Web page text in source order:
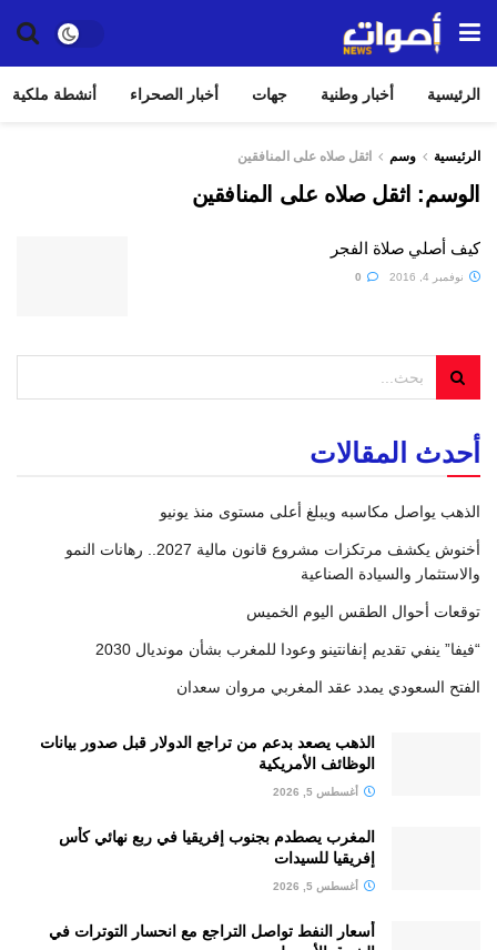
الرئيسية أخبار وطنية جهات أخبار الصحراء أنشطة ملكية
الرئيسية وسم اثقل صلاه على المنافقين
الوسم: اثقل صلاه على المنافقين
كيف أصلي صلاة الفجر
نوفمبر 4, 2016
أحدث المقالات
الذهب يواصل مكاسبه ويبلغ أعلى مستوى منذ يونيو
أخنوش يكشف مرتكزات مشروع قانون مالية 2027.. رهانات النمو
والاستثمار والسيادة الصناعية
توقعات أحوال الطقس اليوم الخميس
“فيفا” ينفي تقديم إنفانتينو وعودا للمغرب بشأن مونديال 2030
الفتح السعودي يمدد عقد المغربي مروان سعدان
الذهب يصعد بدعم من تراجع الدولار قبل صدور بيانات
الوظائف الأمريكية
أغسطس 5, 2026
المغرب يصطدم بجنوب إفريقيا في ربع نهائي كأس
إفريقيا للسيدات
أغسطس 5, 2026
أسعار النفط تواصل التراجع مع انحسار التوترات في